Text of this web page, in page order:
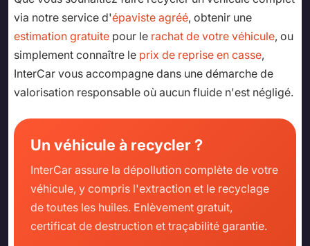
via notre service d'épaviste agréé, obtenir une
estimation gratuite pour le rachat de votre véhicule, ou
simplement connaître le prix de reprise en casse,
InterCar vous accompagne dans une démarche de
valorisation responsable où aucun fluide n'est négligé.
Un véhicule à recycler ?
InterCar assure la dépollution complète de votre
véhicule, y compris l'extraction et le recyclage
de toutes les huiles. Enlèvement gratuit,
certificat de destruction et traçabilité garantie.